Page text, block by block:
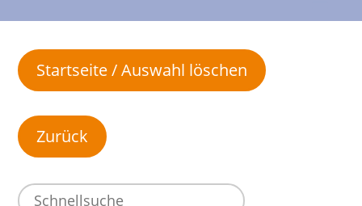
Startseite / Auswahl löschen